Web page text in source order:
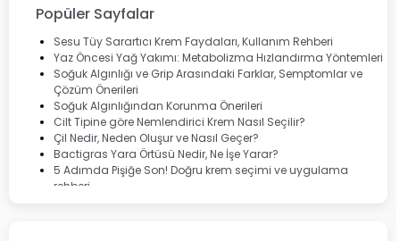
Lansinoh
Cebrolux
Dermoskin
Marvis
Rcfarma
Popüler Sayfalar
Sesu Tüy Sarartıcı Krem Faydaları, Kullanım Rehberi
Yaz Öncesi Yağ Yakımı: Metabolizma Hızlandırma Yöntemleri
Soğuk Algınlığı ve Grip Arasındaki Farklar, Semptomlar ve
Çözüm Önerileri
Soğuk Algınlığından Korunma Önerileri
Cilt Tipine göre Nemlendirici Krem Nasıl Seçilir?
Çil Nedir, Neden Oluşur ve Nasıl Geçer?
Bactigras Yara Örtüsü Nedir, Ne İşe Yarar?
5 Adımda Pişiğe Son! Doğru krem seçimi ve uygulama
rehberi